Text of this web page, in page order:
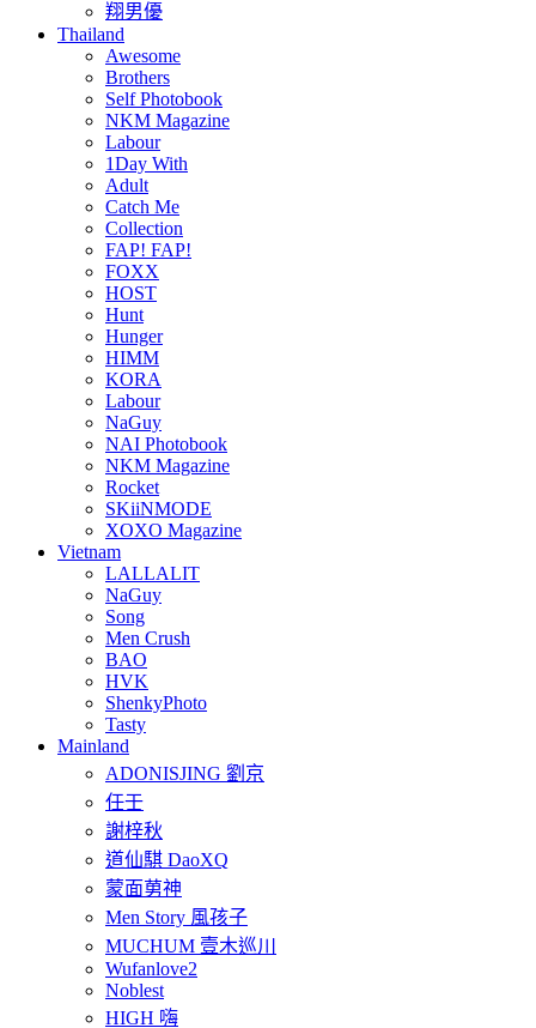
翔男優
Thailand
Awesome
Brothers
Self Photobook
NKM Magazine
Labour
1Day With
Adult
Catch Me
Collection
FAP! FAP!
FOXX
HOST
Hunt
Hunger
HIMM
KORA
Labour
NaGuy
NAI Photobook
NKM Magazine
Rocket
SKiiNMODE
XOXO Magazine
Vietnam
LALLALIT
NaGuy
Song
Men Crush
BAO
HVK
ShenkyPhoto
Tasty
Mainland
ADONISJING 劉京
任壬
謝梓秋
道仙騏 DaoXQ
蒙面莮神
Men Story 風孩子
MUCHUM 壹木巡川
Wufanlove2
Noblest
HIGH 嗨